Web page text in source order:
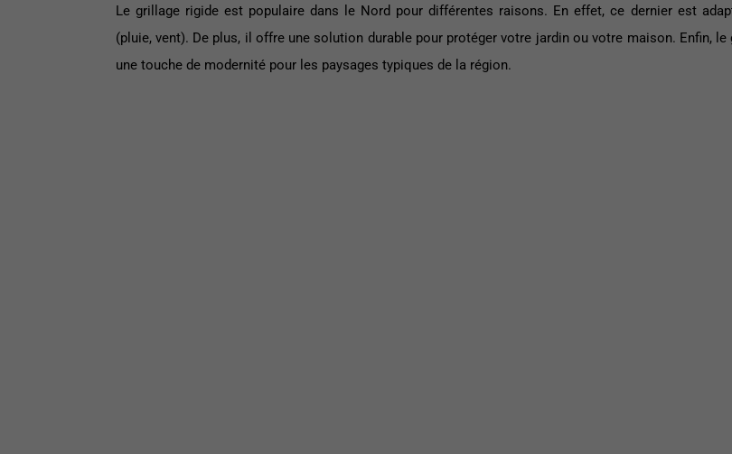
Le grillage rigide est populaire dans le Nord pour différentes raisons. En effet, ce dernier est
(pluie, vent). De plus, il offre une solution durable pour protéger votre jardin ou votre maison. Enfin,
une touche de modernité pour les paysages typiques de la région.